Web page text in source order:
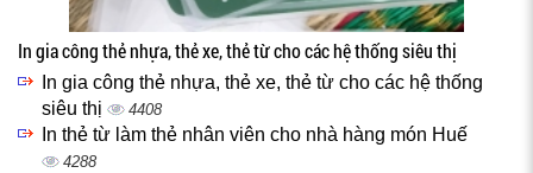
In gia công thẻ nhựa, thẻ xe, thẻ từ cho các hệ thống siêu thị
In gia công thẻ nhựa, thẻ xe, thẻ từ cho các hệ thống
siêu thị
4408
In thẻ từ làm thẻ nhân viên cho nhà hàng món Huế
4288